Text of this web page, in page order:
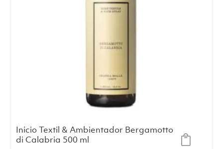
Inicio Textil & Ambientador Bergamotto
di Calabria 500 ml